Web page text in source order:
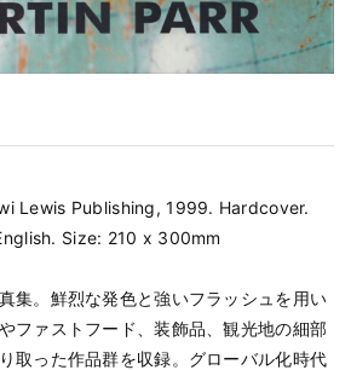
Lewis Publishing, 1999. Hardcover.
Size: 210 x 300mm
集。鮮烈な発色と強いフラッシュを用い
ファストフード、装飾品、観光地の細部
取った作品群を収録。グローバル化時代